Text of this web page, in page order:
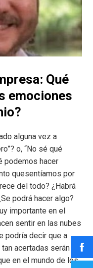
Qué
emociones
alguna vez a
o, “No sé qué
podemos hacer
quesentíamos por
del todo? ¿Habrá
podrá hacer algo?
importante en el
sentir en las nubes
podría decir que a
acertadas serán
en el mundo de los